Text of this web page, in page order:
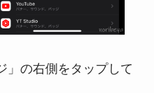
」の右側をタップして